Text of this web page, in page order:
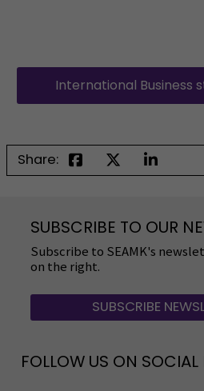
International Business
Share:
SUBSCRIBE TO OUR
Subscribe to SEAMK's
on the right.
SUBSCRIBE
FOLLOW US ON